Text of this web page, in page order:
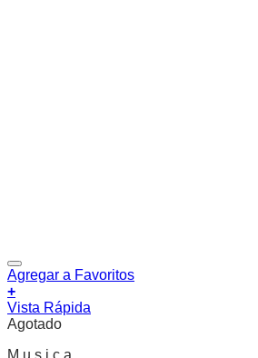
Agregar a Favoritos
+
Vista Rápida
Agotado